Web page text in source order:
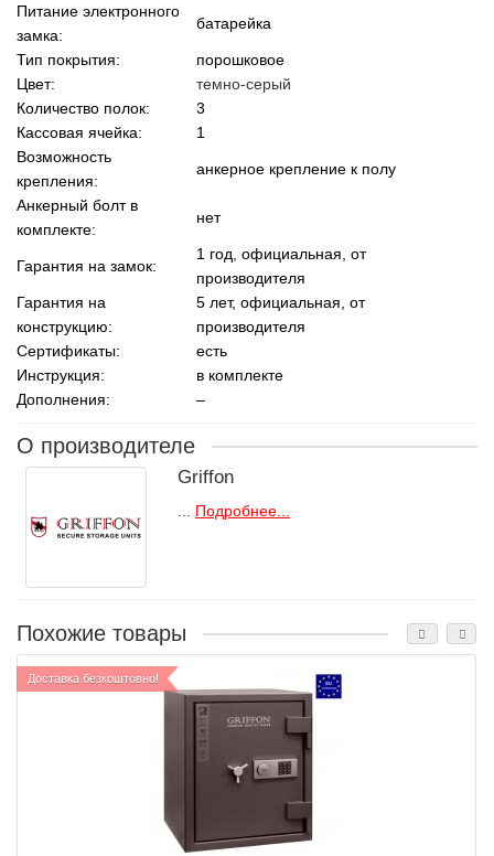
Питание электронного
замка:
батарейка
Тип покрытия:
порошковое
Цвет:
темно-серый
Количество полок:
3
Кассовая ячейка:
1
Возможность
крепления:
анкерное крепление к полу
Анкерный болт в
комплекте:
нет
Гарантия на замок:
1 год, официальная, от
производителя
Гарантия на
конструкцию:
5 лет, официальная, от
производителя
Сертификаты:
есть
Инструкция:
в комплекте
Дополнения:
–
О производителе
Griffon
Подробнее...
Похожие товары
Доставка безкоштовно!